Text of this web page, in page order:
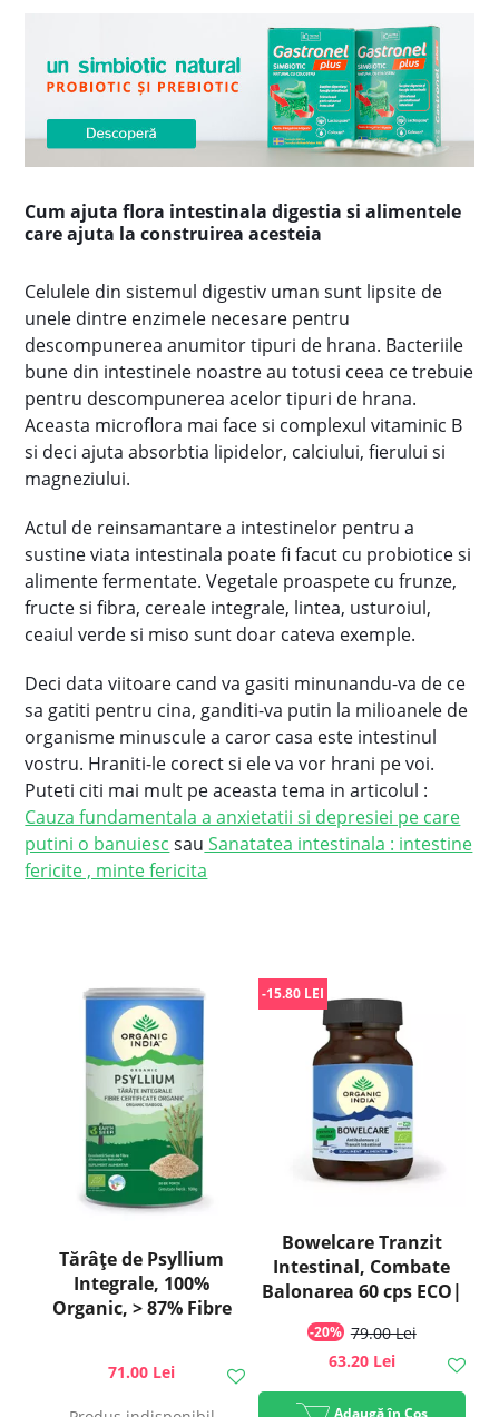
Cum ajuta flora intestinala digestia si alimentele
care ajuta la construirea acesteia
Celulele din sistemul digestiv uman sunt lipsite de
unele dintre enzimele necesare pentru
descompunerea anumitor tipuri de hrana. Bacteriile
bune din intestinele noastre au totusi ceea ce trebuie
pentru descompunerea acelor tipuri de hrana.
Aceasta microflora mai face si complexul vitaminic B
si deci ajuta absorbtia lipidelor, calciului, fierului si
magneziului.
Actul de reinsamantare a intestinelor pentru a
sustine viata intestinala poate fi facut cu probiotice si
alimente fermentate. Vegetale proaspete cu frunze,
fructe si fibra, cereale integrale, lintea, usturoiul,
ceaiul verde si miso sunt doar cateva exemple.
Deci data viitoare cand va gasiti minunandu-va de ce
sa gatiti pentru cina, ganditi-va putin la milioanele de
organisme minuscule a caror casa este intestinul
vostru. Hraniti-le corect si ele va vor hrani pe voi.
Puteti citi mai mult pe aceasta tema in articolul :
Cauza fundamentala a anxietatii si depresiei pe care
putini o banuiesc sau Sanatatea intestinala : intestine
fericite , minte fericita
Tărâțe de Psyllium
Integrale, 100%
Organic, > 87% Fibre
71.00 Lei
Bowelcare Tranzit
Intestinal, Combate
Balonarea 60 cps ECO|
-20% 79.00 Lei
-15.80 LEI
63.20 Lei
Adaugă în Coș